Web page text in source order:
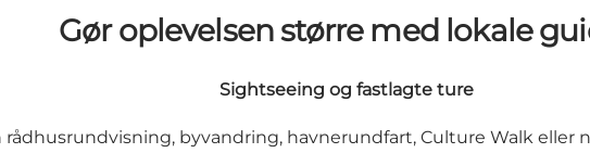
Gør oplevelsen større med lokale
Sightseeing og fastlagte ture
rådhusrundvisning, byvandring, havnerundfart, Culture Walk